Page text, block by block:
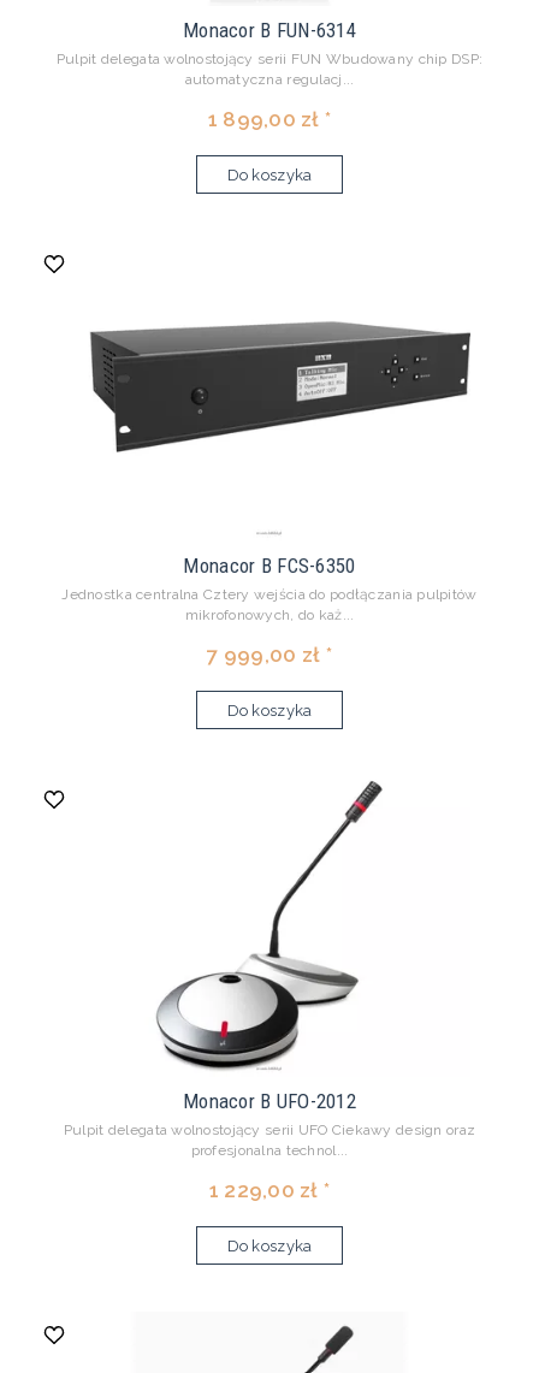
Monacor B FUN-6314
Pulpit delegata wolnostojący serii FUN Wbudowany chip DSP:
automatyczna regulacj...
1 899,00 zł *
Do koszyka
Monacor B FCS-6350
Jednostka centralna Cztery wejścia do podłączania pulpitów
mikrofonowych, do każ...
7 999,00 zł *
Do koszyka
Monacor B UFO-2012
Pulpit delegata wolnostojący serii UFO Ciekawy design oraz
profesjonalna technol...
1 229,00 zł *
Do koszyka